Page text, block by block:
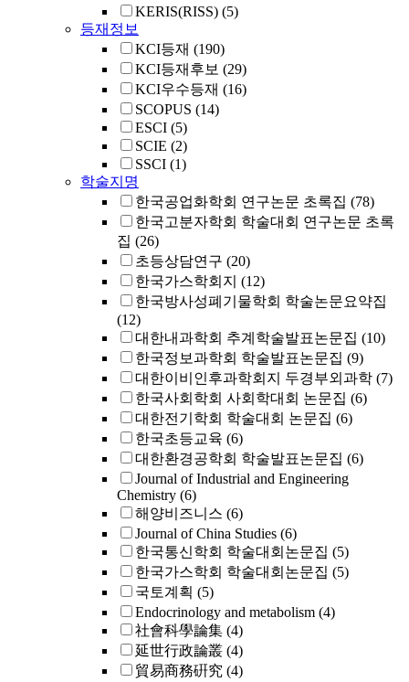
KERIS(RISS) (5)
등재정보
KCI등재 (190)
KCI등재후보 (29)
KCI우수등재 (16)
SCOPUS (14)
ESCI (5)
SCIE (2)
SSCI (1)
학술지명
한국공업화학회 연구논문 초록집 (78)
한국고분자학회 학술대회 연구논문 초록
집 (26)
초등상담연구 (20)
한국가스학회지 (12)
한국방사성폐기물학회 학술논문요약집
(12)
대한내과학회 추계학술발표논문집 (10)
한국정보과학회 학술발표논문집 (9)
대한이비인후과학회지 두경부외과학 (7)
한국사회학회 사회학대회 논문집 (6)
대한전기학회 학술대회 논문집 (6)
한국초등교육 (6)
대한환경공학회 학술발표논문집 (6)
Journal of Industrial and Engineering
Chemistry (6)
해양비즈니스 (6)
Journal of China Studies (6)
한국통신학회 학술대회논문집 (5)
한국가스학회 학술대회논문집 (5)
국토계획 (5)
Endocrinology and metabolism (4)
社會科學論集 (4)
延世行政論叢 (4)
貿易商務硏究 (4)